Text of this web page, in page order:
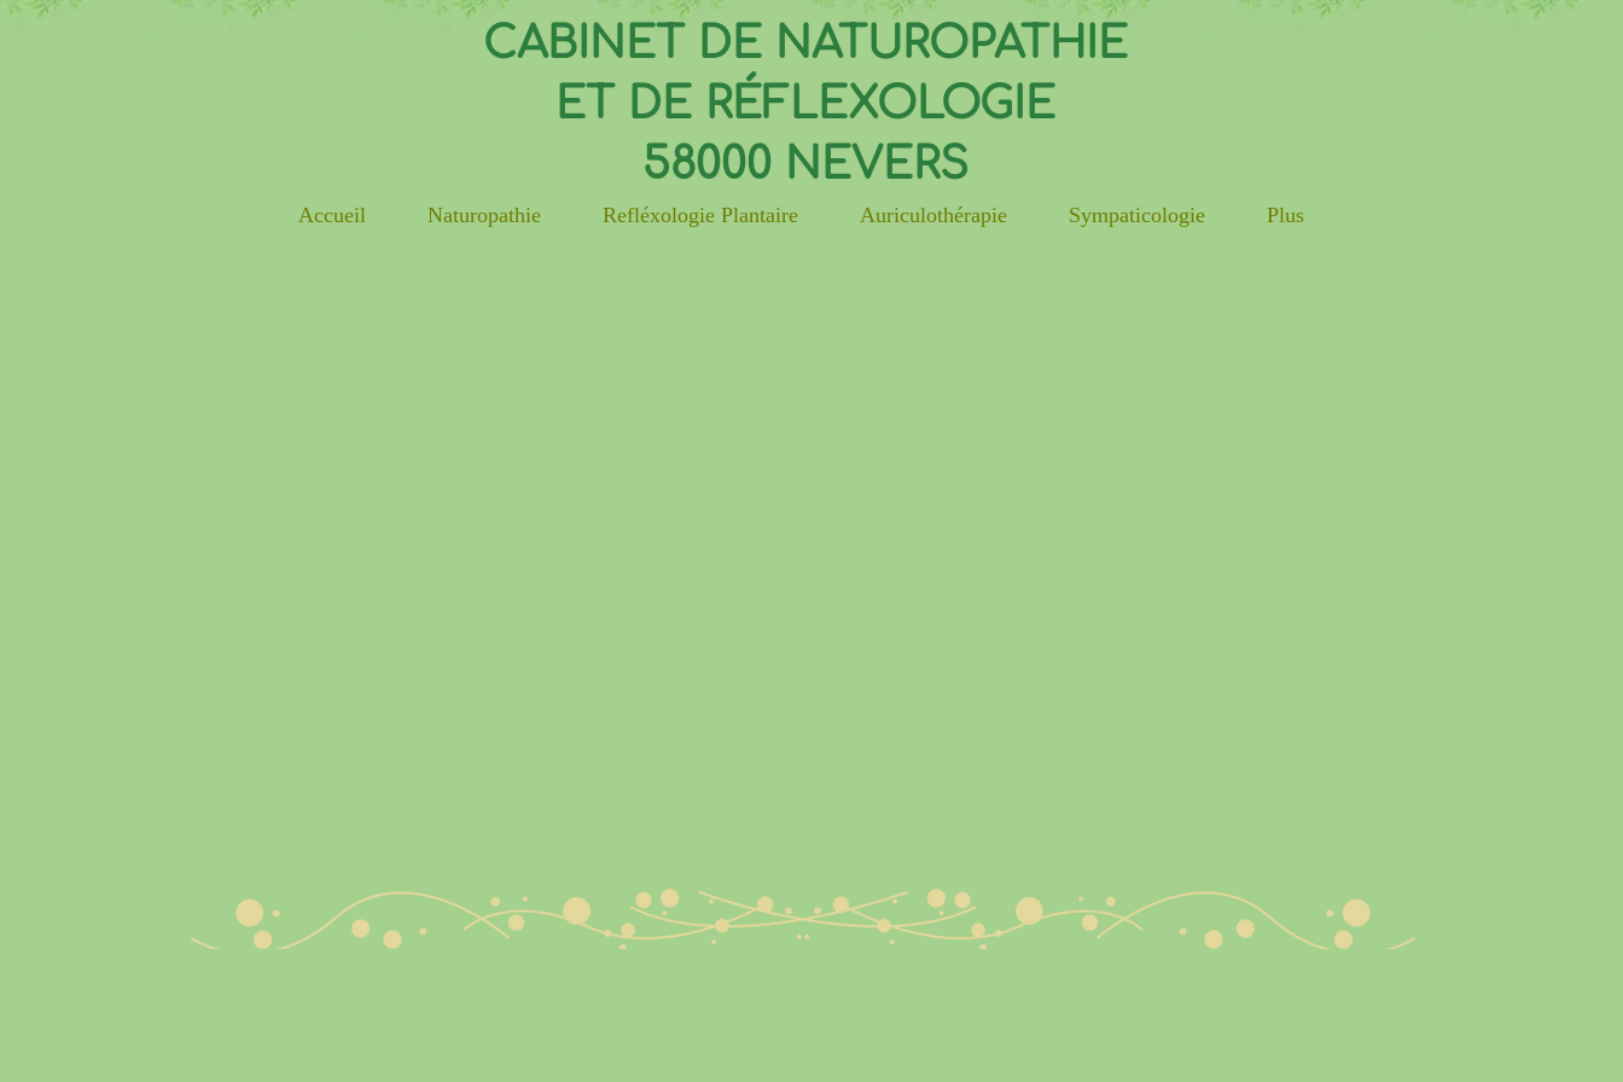
CABINET DE NATUROPATHIE
ET DE RÉFLEXOLOGIE
58000 NEVERS
Accueil Naturopathie Refléxologie Plantaire Auriculothérapie Sympaticologie Plus